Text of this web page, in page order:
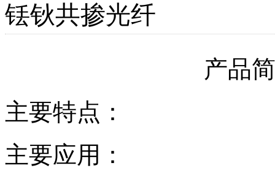
铥钬共掺光纤
产品
主要特点：
主要应用：